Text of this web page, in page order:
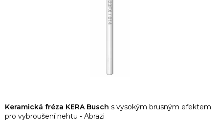
Keramická fréza KERA Busch s vysokým brusným efektem
pro vybroušení nehtu - Abrazi